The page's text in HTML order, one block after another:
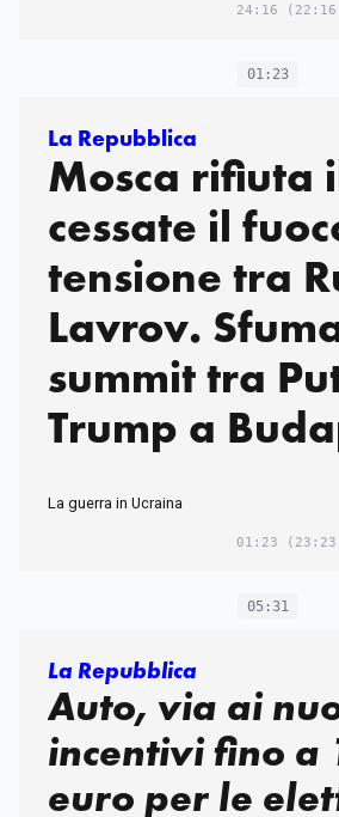
24:16
01:23
La Repubblica
Mosca rifiuta
cessate il
tensione tra
Lavrov.
summit tra
Trump a
La guerra in Ucraina
01:23
05:31
La Repubblica
Auto, via ai
incentivi fino a
euro per le